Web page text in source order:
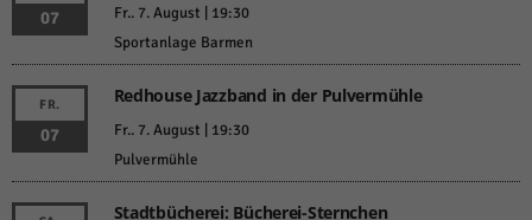
07
Fr.. 7. August | 19:30
Sportanlage Barmen
FR.
07
Redhouse Jazzband in der Pulvermühle
Fr.. 7. August | 19:30
Pulvermühle
Stadtbücherei: Bücherei-Sternchen